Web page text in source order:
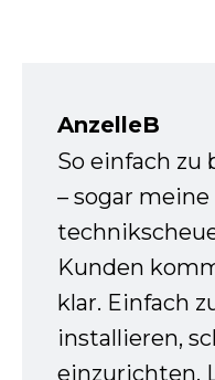
AnzelleB
So einfach zu
– sogar meine
Kunden
klar. Einfach
installieren,
einzurichten.